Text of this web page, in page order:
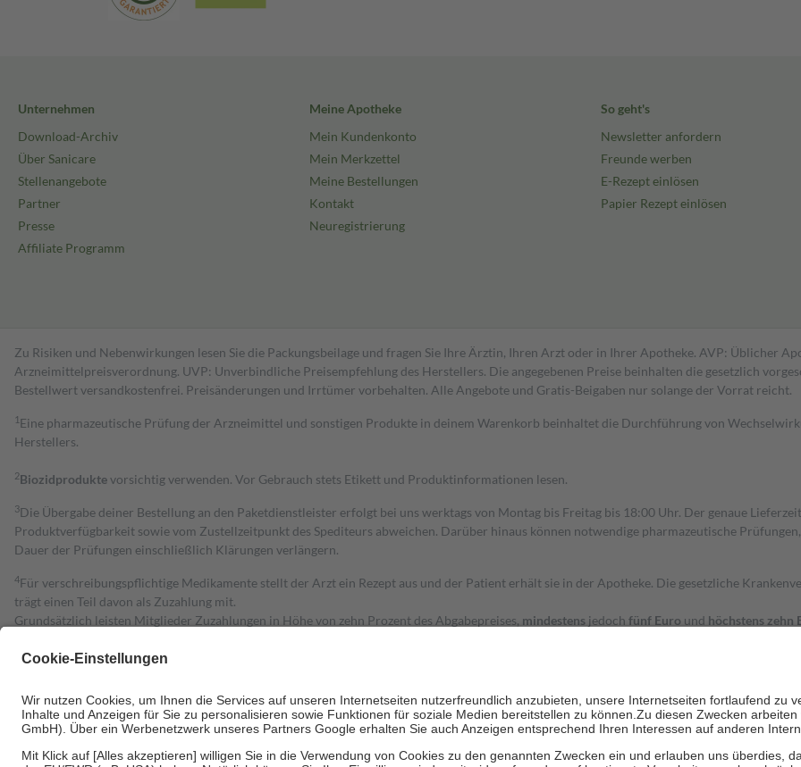
Unternehmen
Download-Archiv
Über Sanicare
Stellenangebote
Partner
Presse
Affiliate Programm
Meine Apotheke
Mein Kundenkonto
Mein Merkzettel
Meine Bestellungen
Kontakt
Neuregistrierung
So geht's
Newsletter anfordern
Freunde werben
E-Rezept einlösen
Papier Rezept einlösen
Zu Risiken und Nebenwirkungen lesen Sie die Packungsbeilage und fragen Sie Ihre Ärztin, Ihren Arzt oder in Ihrer Apotheke. AVP: Üblicher
Arzneimittelpreisverordnung. UVP: Unverbindliche Preisempfehlung des Herstellers. Die angegebenen Preise beinhalten die gesetzlich
Bestell­wert versand­kosten­frei. Preisänderungen und Irrtümer vorbehalten. Alle Angebote und Gratis-Beigaben nur solange der Vorrat reicht.
1 Eine pharmazeutische Prüfung der Arzneimittel und sonstigen Produkte in deinem Warenkorb beinhaltet die Durchführung von
Herstellers.
2Biozidproduktevorsichtig verwenden. Vor Gebrauch stets Etikett und Produktinformationen lesen.
3Die Übergabe deiner Bestellung an den Paketdienstleister erfolgt bei uns werktags von Montag bis Freitag bis 18:00 Uhr. Der genaue
Produktverfügbarkeit sowie vom Zustellzeitpunkt des Spediteurs abweichen. Darüber hinaus können notwendige pharmazeutische
Dauer der Prüfungen einschließlich Klärungen verlängern.
4Für verschreibungspflichtige Medikamente stellt der Arzt ein Rezept aus und der Patient erhält sie in der Apotheke. Die gesetzliche
trägt einen Teil davon als Zuzahlung mit.
Grundsätzlich leisten Mitglieder Zuzahlungen in Höhe von zehn Prozent des Abgabepreises, mindestens jedoch fünf Euro und höchstens zehn
Diese Regeln gelten grundsätzlich auch für Online-Apotheken.
Um das Engagement der Versicherten für ihre eigene Gesundheit zu stärken und die besondere Stellung der Familie zu unterstützen, fallen
• Kindern und Jugendlichen bis zum vollendeten 18. Lebensjahr mit Ausnahme der Fahrkosten
• Untersuchungen zur Vorsorge und Früherkennung, die von der GKV getragen werden
• empfohlenen Schutzimpfungen